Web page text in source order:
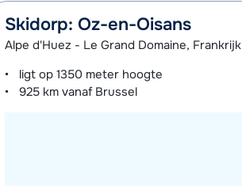
Skidorp: Oz-en-Oisans
Alpe d'Huez - Le Grand Domaine, Frankrijk
ligt op1350 meter hoogte
925 km vanaf Brussel